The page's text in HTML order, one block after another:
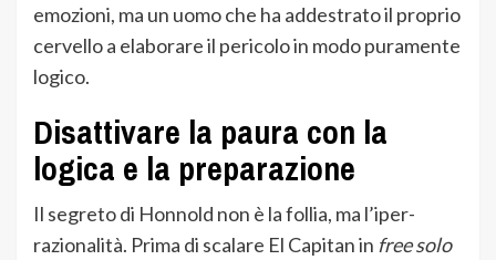
emozioni, ma un uomo che ha addestrato il proprio
cervello a elaborare il pericolo in modo puramente
logico.
Disattivare la paura con la
logica e la preparazione
Il segreto di Honnold non è la follia, ma l’iper-
razionalità. Prima di scalare El Capitan in free solo